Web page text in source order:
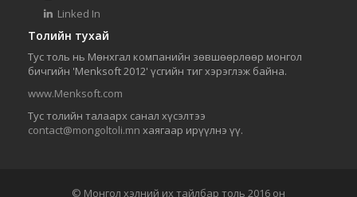
Linked In
Толийн тухай
Тус толь нь Мөнхгал компанийн зөвшөөрлөөр монгол
бичгийн 'Menksoft 2012' үсгийн тиг хэрэглэж байна.
www.Menksoft.com
Тус толийн талаарх санал хүсэлтээ
contact@mongoltoli.mn хаягаар ирүүлнэ үү.
© Монгол хэлний их тайлбар толь 2016 он